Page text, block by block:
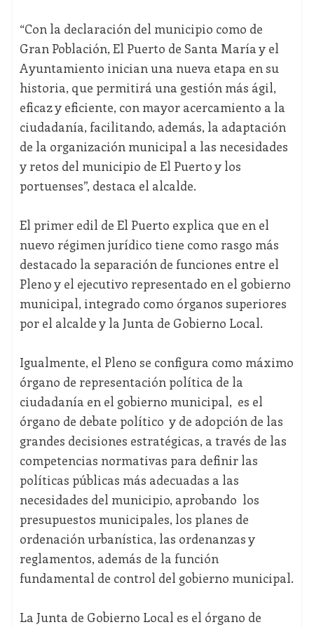
“Con la declaración del municipio como de
Gran Población, El Puerto de Santa María y el
Ayuntamiento inician una nueva etapa en su
historia, que permitirá una gestión más ágil,
eficaz y eficiente, con mayor acercamiento a la
ciudadanía, facilitando, además, la adaptación
de la organización municipal a las necesidades
y retos del municipio de El Puerto y los
portuenses”, destaca el alcalde.
El primer edil de El Puerto explica que en el
nuevo régimen jurídico tiene como rasgo más
destacado la separación de funciones entre el
Pleno y el ejecutivo representado en el gobierno
municipal, integrado como órganos superiores
por el alcalde y la Junta de Gobierno Local.
Igualmente, el Pleno se configura como máximo
órgano de representación política de la
ciudadanía en el gobierno municipal, es el
órgano de debate político y de adopción de las
grandes decisiones estratégicas, a través de las
competencias normativas para definir las
políticas públicas más adecuadas a las
necesidades del municipio, aprobando los
presupuestos municipales, los planes de
ordenación urbanística, las ordenanzas y
reglamentos, además de la función
fundamental de control del gobierno municipal.
La Junta de Gobierno Local es el órgano de